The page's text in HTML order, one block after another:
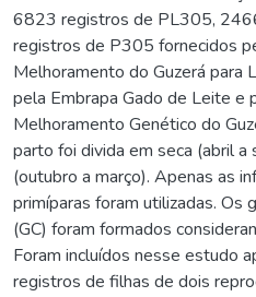
6823 registros de PL305,
registros de P305 fornecidos
Melhoramento do Guzerá para
pela Embrapa Gado de Leite e
Melhoramento Genético do
parto foi divida em seca (abril a
(outubro a março). Apenas as
primíparas foram utilizadas. Os
(GC) foram formados
Foram incluídos nesse estudo
registros de filhas de dois